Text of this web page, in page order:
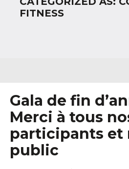
FITNESS
Gala de fin
Merci à tous
participants et
public